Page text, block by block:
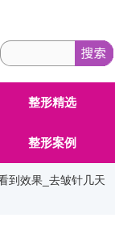
整形精选
整形案例
到效果_去皱针几天